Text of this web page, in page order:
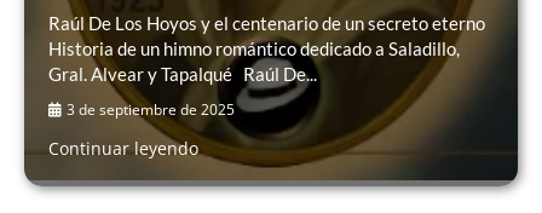
Raúl De Los Hoyos y el centenario de un secreto eterno
Historia de un himno romántico dedicado a Saladillo,
Gral. Alvear y Tapalqué Raúl De...
3 de septiembre de 2025
Continuar leyendo